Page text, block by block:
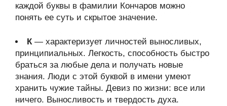
каждой буквы в фамилии Кончаров можно
понять ее суть и скрытое значение.
К— характеризует личностей выносливых,
принципиальных. Легкость, способность быстро
браться за любые дела и получать новые
знания. Люди с этой буквой в имени умеют
хранить чужие тайны. Девиз по жизни: все или
ничего. Выносливость и твердость духа.